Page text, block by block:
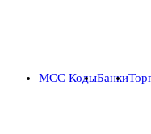
MCC КодыБанки